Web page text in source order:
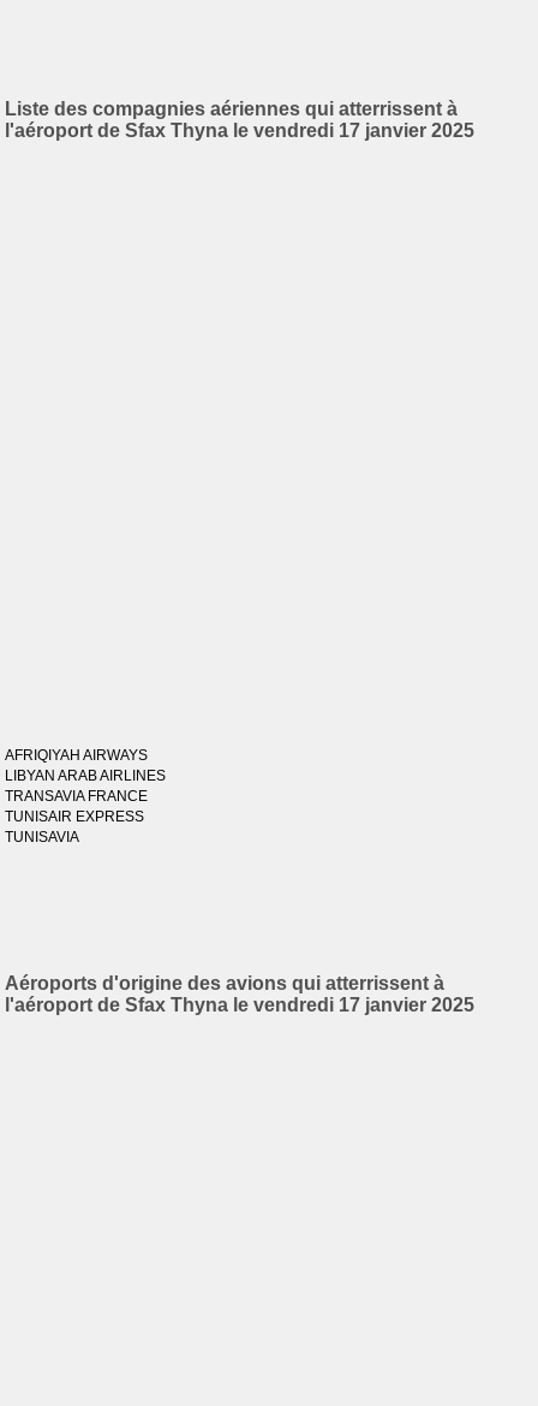
Liste des compagnies aériennes qui atterrissent à
l'aéroport de Sfax Thyna le vendredi 17 janvier 2025
AFRIQIYAH AIRWAYS
LIBYAN ARAB AIRLINES
TRANSAVIA FRANCE
TUNISAIR EXPRESS
TUNISAVIA
Aéroports d'origine des avions qui atterrissent à
l'aéroport de Sfax Thyna le vendredi 17 janvier 2025